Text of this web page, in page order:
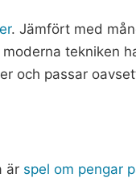
. Jämfört med
tekniken
och passar
är spel om pengar